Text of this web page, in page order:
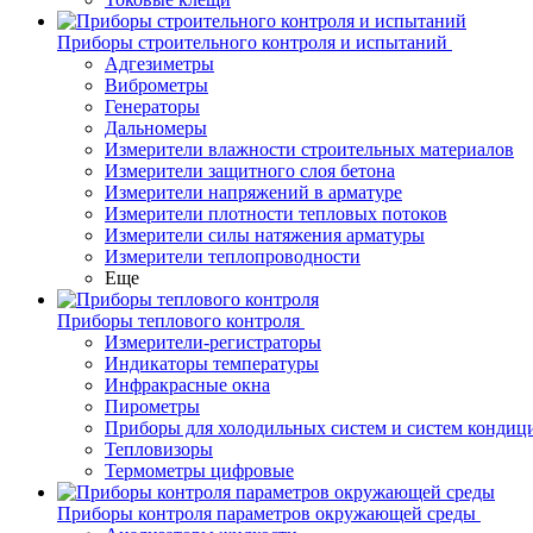
Приборы строительного контроля и испытаний
Адгезиметры
Виброметры
Генераторы
Дальномеры
Измерители влажности строительных материалов
Измерители защитного слоя бетона
Измерители напряжений в арматуре
Измерители плотности тепловых потоков
Измерители силы натяжения арматуры
Измерители теплопроводности
Еще
Приборы теплового контроля
Измерители-регистраторы
Индикаторы температуры
Инфракрасные окна
Пирометры
Приборы для холодильных систем и систем
Тепловизоры
Термометры цифровые
Приборы контроля параметров окружающей среды